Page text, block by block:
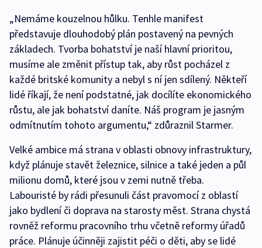
„Nemáme kouzelnou hůlku. Tenhle manifest
představuje dlouhodobý plán postavený na pevných
základech. Tvorba bohatství je naší hlavní prioritou,
musíme ale změnit přístup tak, aby růst pocházel z
každé britské komunity a nebyl s ní jen sdílený. Někteří
lidé říkají, že není podstatné, jak docílíte ekonomického
růstu, ale jak bohatství daníte. Náš program je jasným
odmítnutím tohoto argumentu,“ zdůraznil Starmer.
Velké ambice má strana v oblasti obnovy infrastruktury,
když plánuje stavět železnice, silnice a také jeden a půl
milionu domů, které jsou v zemi nutně třeba.
Labouristé by rádi přesunuli část pravomocí z oblastí
jako bydlení či doprava na starosty měst. Strana chystá
rovněž reformu pracovního trhu včetně reformy úřadů
práce. Plánuje účinněji zajistit péči o děti, aby se lidé